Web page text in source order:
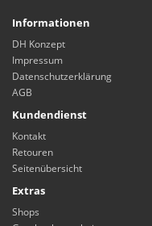
Informationen
DH Konzept
Impressum
Datenschutzerklärung
AGB
Kundendienst
Kontakt
Retouren
Seitenübersicht
Extras
Shops